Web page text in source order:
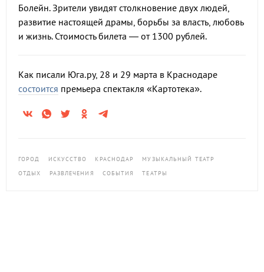
Болейн. Зрители увидят столкновение двух людей,
развитие настоящей драмы, борьбы за власть, любовь
и жизнь. Стоимость билета — от 1300 рублей.
Как писали Юга.ру, 28 и 29 марта в Краснодаре
состоится премьера спектакля «Картотека».
ГОРОД ИСКУССТВО КРАСНОДАР
МУЗЫКАЛЬНЫЙ ТЕАТР
ОТДЫХ
РАЗВЛЕЧЕНИЯ СОБЫТИЯ ТЕАТРЫ